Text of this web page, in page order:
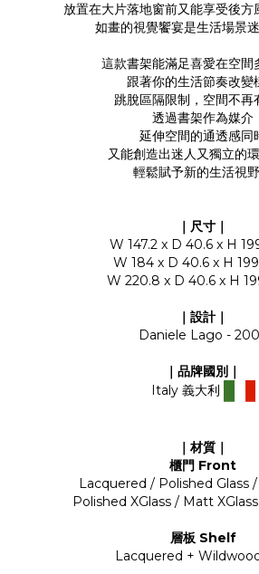
放置在大片落地窗前又能享受後方
如畫的視覺饗宴是生活場景迷
這款書架能滿足喜愛在空間
跟著你的生活節奏改變
跳脫區隔限制，空間不再
透過書架作為媒介
延伸空間的通透感同
又能創造出迷人又獨立的
輕鬆賦予新的生活視野
｜尺寸｜
W 147.2 x D 40.6 x H
W 184 x D 40.6 x H
W 220.8 x D 40.6 x H
｜設計｜
Daniele Lago -
｜品牌國別｜
Italy 義大利
｜材質｜
櫃門 Front
Lacquered / Polished Glass
Polished XGlass / Matt
層板 Shelf
Lacquered +